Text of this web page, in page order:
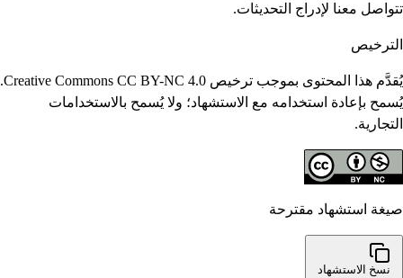
تتواصل معنا لإدراج التحديثات.
الترخيص
يُقدَّم هذا المحتوى بموجب ترخيص Creative Commons CC BY-NC 4.0.
يُسمح بإعادة استخدامه مع الاستشهاد؛ ولا يُسمح بالاستخدامات
التجارية.
صيغة استشهاد مقترحة
نسخ الاستشهاد